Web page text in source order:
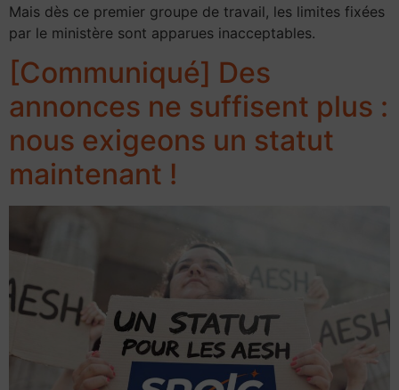
Mais dès ce premier groupe de travail, les limites fixées
par le ministère sont apparues inacceptables.
[Communiqué] Des
annonces ne suffisent plus :
nous exigeons un statut
maintenant !